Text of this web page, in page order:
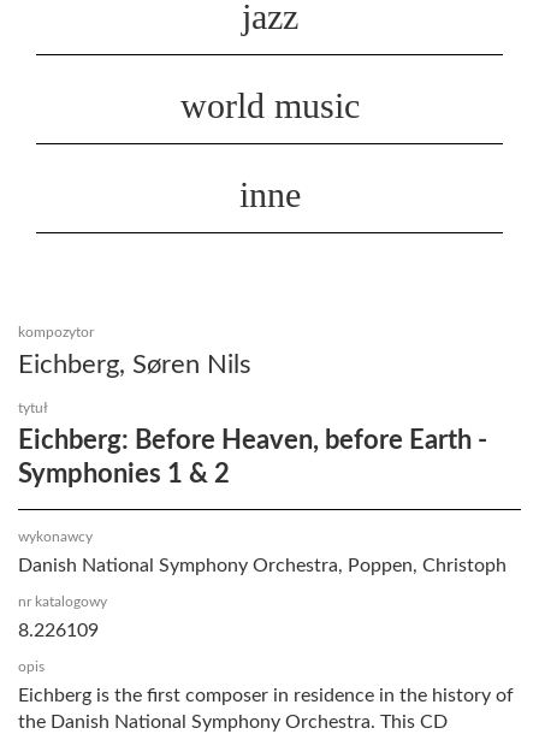
jazz
world music
inne
kompozytor
Eichberg, Søren Nils
tytuł
Eichberg: Before Heaven, before Earth -
Symphonies 1 & 2
wykonawcy
Danish National Symphony Orchestra, Poppen, Christoph
nr katalogowy
8.226109
opis
Eichberg is the first composer in residence in the history of
the Danish National Symphony Orchestra. This CD